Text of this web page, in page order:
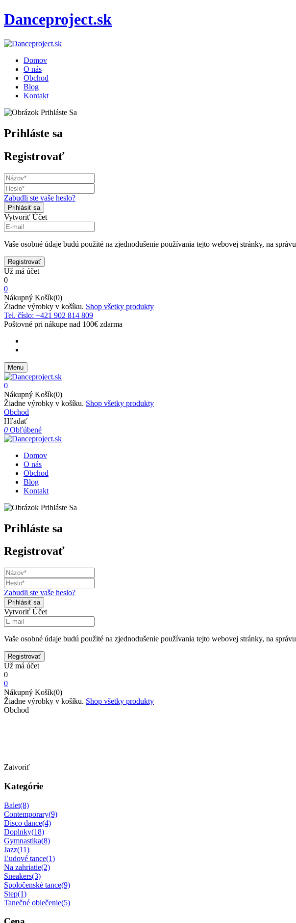
Danceproject.sk
Domov
O nás
Obchod
Blog
Kontakt
Prihláste sa
Registrovať
Zabudli ste vaše heslo?
Vytvoriť Účet
Vaše osobné údaje budú použité na zjednodušenie používania tejto webovej stránky, na
Už má účet
0
0
Nákupný Košík(0)
Žiadne výrobky v košíku. Shop všetky produkty
Tel. číslo: +421 902 814 809
Poštovné pri nákupe nad 100€ zdarma
Menu
0
Nákupný Košík(0)
Žiadne výrobky v košíku. Shop všetky produkty
Obchod
Hľadať
0 Obľúbené
Domov
O nás
Obchod
Blog
Kontakt
Prihláste sa
Registrovať
Zabudli ste vaše heslo?
Vytvoriť Účet
Vaše osobné údaje budú použité na zjednodušenie používania tejto webovej stránky, na
Už má účet
0
0
Nákupný Košík(0)
Žiadne výrobky v košíku. Shop všetky produkty
Obchod
Zatvoriť
Kategórie
Balet(8)
Contemporary(9)
Disco dance(4)
Doplnky(18)
Gymnastika(8)
Jazz(11)
Ľudové tance(1)
Na zahriatie(2)
Sneakers(3)
Spoločenské tance(9)
Step(1)
Tanečné oblečenie(5)